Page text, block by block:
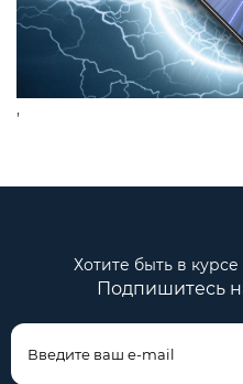
,
Хотите быть в
Подпишитесь